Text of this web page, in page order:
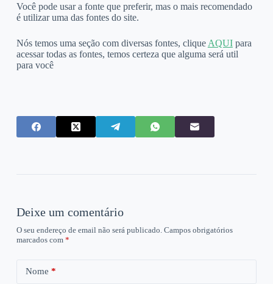
Você pode usar a fonte que preferir, mas o mais recomendado
é utilizar uma das fontes do site.
Nós temos uma seção com diversas fontes, clique AQUIpara
acessar todas as fontes, temos certeza que alguma será util
para você
Deixe um comentário
O seu endereço de email não será publicado. Campos obrigatórios
marcados com *
Nome *